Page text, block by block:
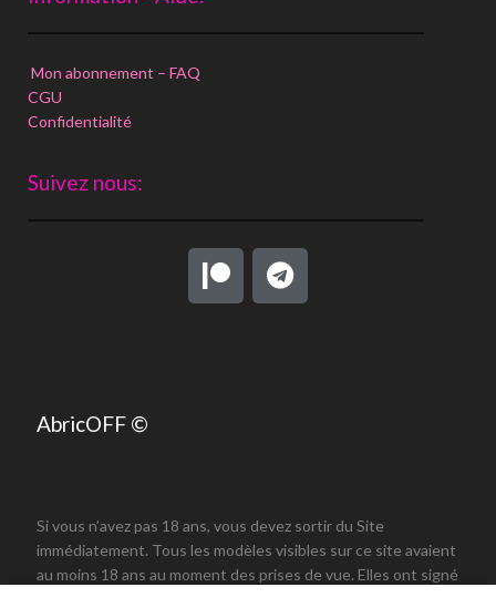
Mon abonnement – FAQ
CGU
Confidentialité
Suivez nous:
AbricOFF ©
Si vous n’avez pas 18 ans, vous devez sortir du Site
immédiatement. Tous les modèles visibles sur ce site avaient
au moins 18 ans au moment des prises de vue. Elles ont signé